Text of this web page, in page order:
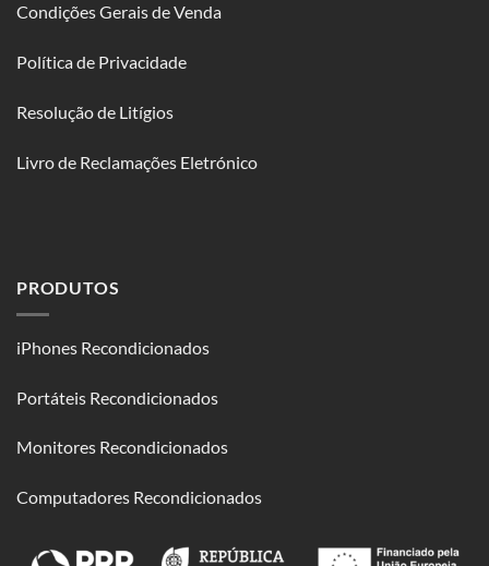
Condições Gerais de Venda
Política de Privacidade
Resolução de Litígios
Livro de Reclamações Eletrónico
PRODUTOS
iPhones Recondicionados
Portáteis Recondicionados
Monitores Recondicionados
Computadores Recondicionados